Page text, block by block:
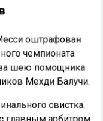
оштрафован
чемпионата
шею помощника
Мехди Балучи.
свистка.
главным арбитром